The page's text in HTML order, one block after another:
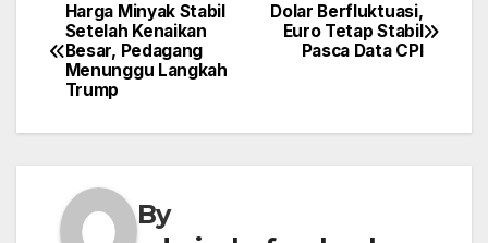
Post
navigation
Dolar Berfluktuasi,
Euro Tetap Stabil
Pasca Data CPI
Harga Minyak Stabil
Setelah Kenaikan
Besar, Pedagang
Menunggu Langkah
Trump
By